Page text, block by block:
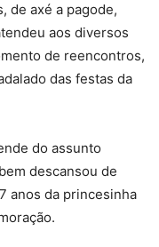
de axé a pagode,
aos diversos
de reencontros,
das festas da
do assunto
descansou de
anos da princesinha